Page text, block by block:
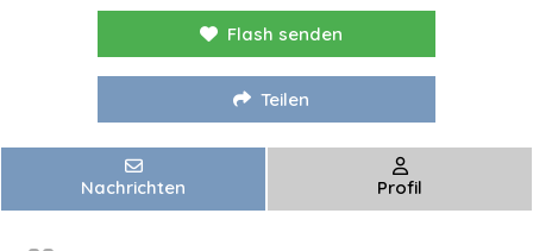
Flash senden
Teilen
Nachrichten Profil